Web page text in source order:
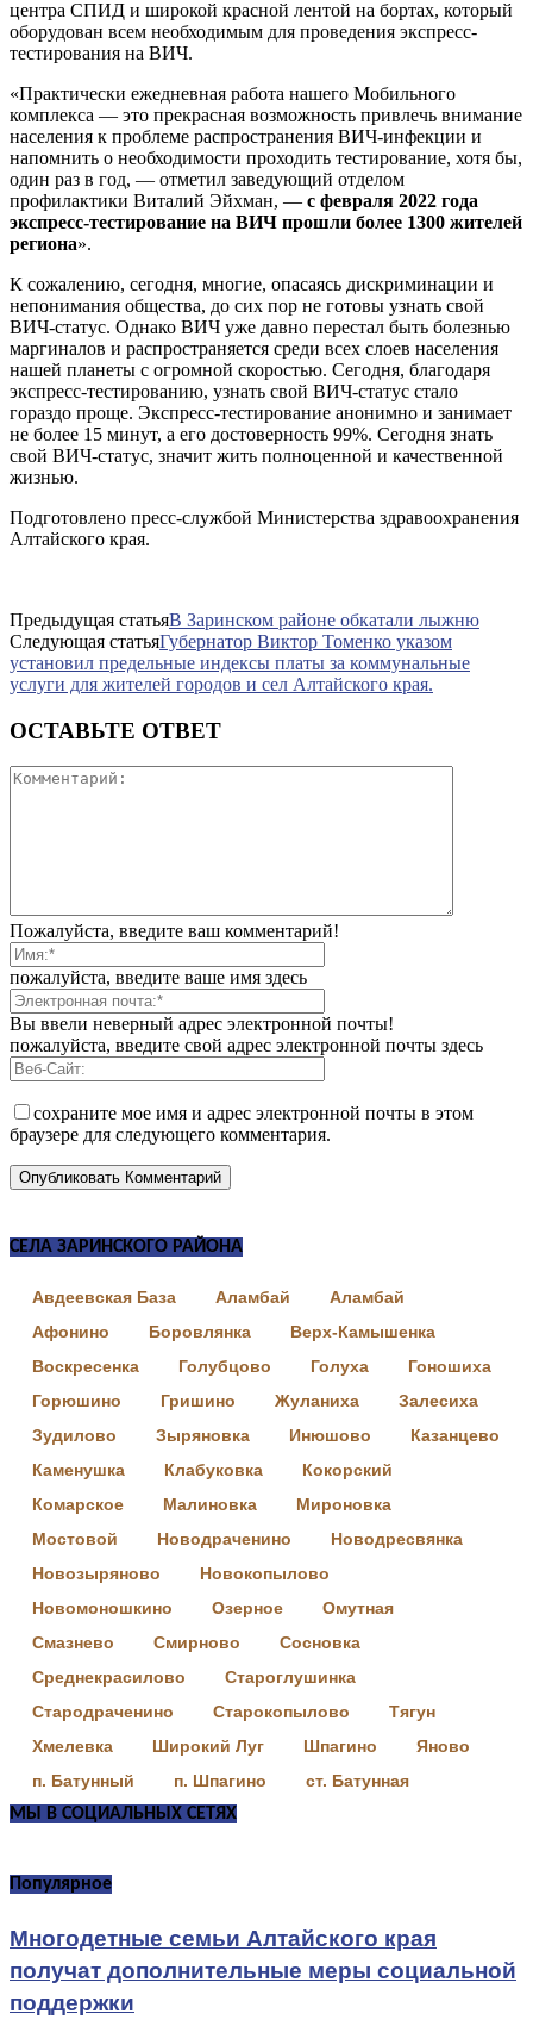
центра СПИД и широкой красной лентой на бортах, который
оборудован всем необходимым для проведения экспресс-
тестирования на ВИЧ.
«Практически ежедневная работа нашего Мобильного
комплекса — это прекрасная возможность привлечь внимание
населения к проблеме распространения ВИЧ-инфекции и
напомнить о необходимости проходить тестирование, хотя бы,
один раз в год, — отметил заведующий отделом
профилактики Виталий Эйхман, — с февраля 2022 года
экспресс-тестирование на ВИЧ прошли более 1300 жителей
региона».
К сожалению, сегодня, многие, опасаясь дискриминации и
непонимания общества, до сих пор не готовы узнать свой
ВИЧ-статус. Однако ВИЧ уже давно перестал быть болезнью
маргиналов и распространяется среди всех слоев населения
нашей планеты с огромной скоростью. Сегодня, благодаря
экспресс-тестированию, узнать свой ВИЧ-статус стало
гораздо проще. Экспресс-тестирование анонимно и занимает
не более 15 минут, а его достоверность 99%. Сегодня знать
свой ВИЧ-статус, значит жить полноценной и качественной
жизнью.
Подготовлено пресс-службой Министерства здравоохранения
Алтайского края.
Предыдущая статьяВ Заринском районе обкатали лыжню
Следующая статьяГубернатор Виктор Томенко указом
установил предельные индексы платы за коммунальные
услуги для жителей городов и сел Алтайского края.
ОСТАВЬТЕ ОТВЕТ
Пожалуйста, введите ваш комментарий!
пожалуйста, введите ваше имя здесь
Вы ввели неверный адрес электронной почты!
пожалуйста, введите свой адрес электронной почты здесь
сохраните мое имя и адрес электронной почты в этом
браузере для следующего комментария.
СЕЛА ЗАРИНСКОГО РАЙОНА
Авдеевская База Аламбай
Аламбай
Афонино
Боровлянка
Верх-Камышенка
Воскресенка
Голубцово Голуха
Гоношиха
Горюшино
Гришино Жуланиха
Залесиха
Зудилово
Зыряновка Инюшово
Казанцево
Каменушка
Клабуковка
Кокорский
Комарское
Малиновка
Мироновка
Мостовой
Новодраченино
Новодресвянка
Новозыряново
Новокопылово
Новомоношкино
Озерное
Омутная
Смазнево
Смирново
Сосновка
Среднекрасилово
Староглушинка
Стародраченино
Старокопылово
Тягун
Хмелевка
Широкий Луг Шпагино
Яново
п. Батунный
п. Шпагино
ст. Батунная
МЫ В СОЦИАЛЬНЫХ СЕТЯХ
Популярное
Многодетные семьи Алтайского края
получат дополнительные меры социальной
поддержки